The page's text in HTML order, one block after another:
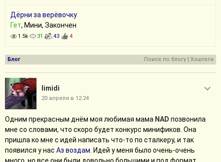
Дёрни за верёвочку
Гет, Мини, Закончен
1.5k 31 43 4
Блог Поиск по блогу | Хэштеги
limidi
20 апреля в 12:24
Одним прекрасным днём моя любимая мама NAD позвонила
мне со словами, что скоро будет конкурс минификов. Она
пришла ко мне с идей написать что-то по сталкеру, и так
появился у нас Аз воздам . Идей у меня было очень-очень